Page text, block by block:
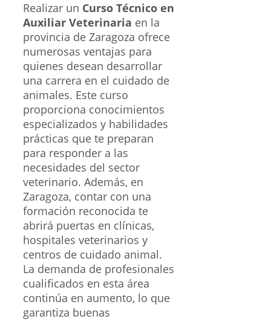
Realizar un Curso Técnico en
Auxiliar Veterinaria en la
provincia de Zaragoza ofrece
numerosas ventajas para
quienes desean desarrollar
una carrera en el cuidado de
animales. Este curso
proporciona conocimientos
especializados y habilidades
prácticas que te preparan
para responder a las
necesidades del sector
veterinario. Además, en
Zaragoza, contar con una
formación reconocida te
abrirá puertas en clínicas,
hospitales veterinarios y
centros de cuidado animal.
La demanda de profesionales
cualificados en esta área
continúa en aumento, lo que
garantiza buenas